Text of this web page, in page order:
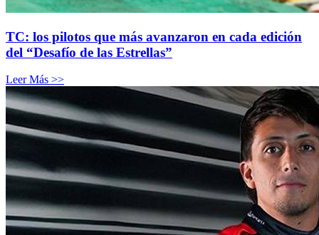
TC: los pilotos que más avanzaron en cada edición
del “Desafío de las Estrellas”
Leer Más >>